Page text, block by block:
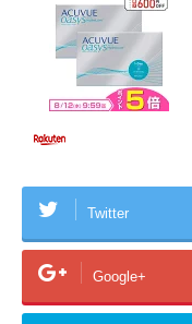
Twitter
Google+